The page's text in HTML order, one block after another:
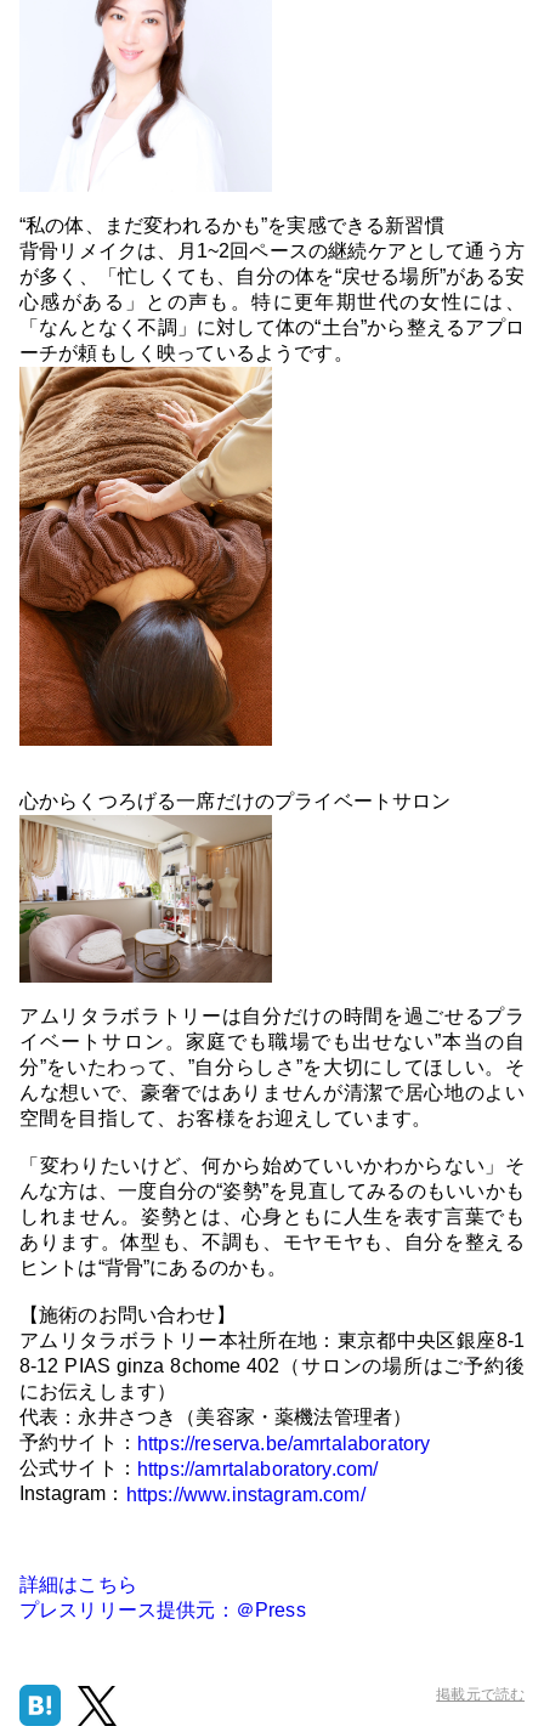
“私の体、まだ変われるかも”を実感できる新習慣
背骨リメイクは、月1~2回ペースの継続ケアとして通う方
が多く、「忙しくても、自分の体を“戻せる場所”がある安
心感がある」との声も。特に更年期世代の女性には、
「なんとなく不調」に対して体の“土台”から整えるアプロ
ーチが頼もしく映っているようです。
心からくつろげる一席だけのプライベートサロン
アムリタラボラトリーは自分だけの時間を過ごせるプラ
イベートサロン。家庭でも職場でも出せない”本当の自
分”をいたわって、”自分らしさ”を大切にしてほしい。そ
んな想いで、豪奢ではありませんが清潔で居心地のよい
空間を目指して、お客様をお迎えしています。
「変わりたいけど、何から始めていいかわからない」そ
んな方は、一度自分の“姿勢”を見直してみるのもいいかも
しれません。姿勢とは、心身ともに人生を表す言葉でも
あります。体型も、不調も、モヤモヤも、自分を整える
ヒントは“背骨”にあるのかも。
【施術のお問い合わせ】
アムリタラボラトリー本社所在地：東京都中央区銀座8-1
8-12 PIAS ginza 8chome 402（サロンの場所はご予約後
にお伝えします）
代表：永井さつき（美容家・薬機法管理者）
予約サイト： https://reserva.be/amrtalaboratory
公式サイト： https://amrtalaboratory.com/
Instagram： https://www.instagram.com/
詳細はこちら
プレスリリース提供元：＠Press
掲載元で読む